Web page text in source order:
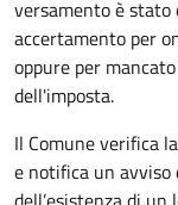
versamento è stato
accertamento per
oppure per
dell'imposta.
Il Comune verifica
e notifica un